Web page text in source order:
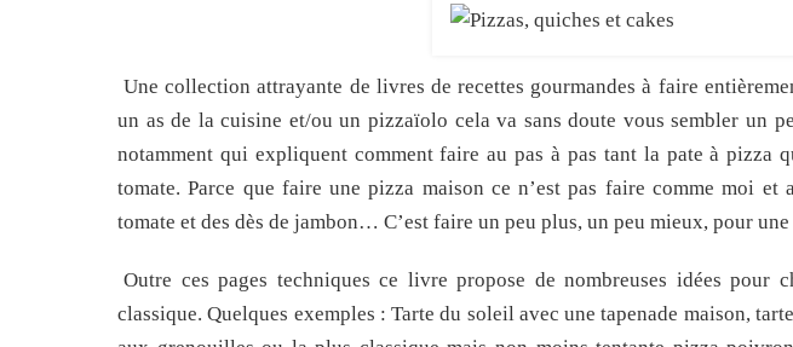
Une collection attrayante de livres de recettes gourmandes à faire
un as de la cuisine et/ou un pizzaïolo cela va sans doute vous sembler un
notamment qui expliquent comment faire au pas à pas tant la pate à pizza
tomate. Parce que faire une pizza maison ce n’est pas faire comme moi et
tomate et des dès de jambon… C’est faire un peu plus, un peu mieux, pour
Outre ces pages techniques ce livre propose de nombreuses idées
classique. Quelques exemples : Tarte du soleil avec une tapenade maison,